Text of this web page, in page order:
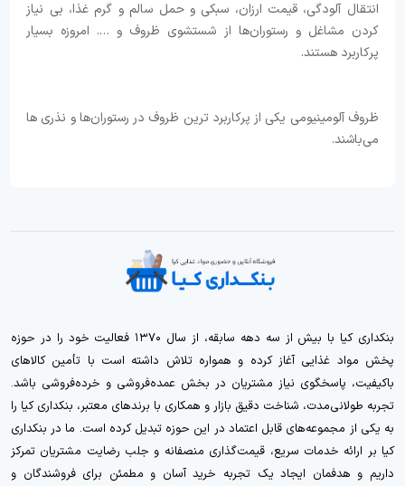
انتقال آلودگی، قیمت ارزان، سبکی و حمل سالم و گرم غذا، بی نیاز
کردن مشاغل و رستوران‌ها از شستشوی ظروف و …. امروزه بسیار
پرکاربرد هستند.
ظروف آلومینیومی یکی از پرکاربرد ترین ظروف در رستوران‌ها و نذری ها
می‌باشند.
بنکداری کیا با بیش از سه دهه سابقه، از سال ۱۳۷۰ فعالیت خود را در حوزه
پخش مواد غذایی آغاز کرده و همواره تلاش داشته است با تأمین کالاهای
باکیفیت، پاسخگوی نیاز مشتریان در بخش عمده‌فروشی و خرده‌فروشی باشد.
تجربه طولانی‌مدت، شناخت دقیق بازار و همکاری با برندهای معتبر، بنکداری کیا را
به یکی از مجموعه‌های قابل اعتماد در این حوزه تبدیل کرده است. ما در بنکداری
کیا بر ارائه خدمات سریع، قیمت‌گذاری منصفانه و جلب رضایت مشتریان تمرکز
داریم و هدفمان ایجاد یک تجربه خرید آسان و مطمئن برای فروشندگان و